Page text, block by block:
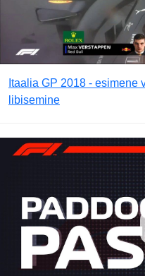
Itaalia GP 2018 - esimene
libisemine